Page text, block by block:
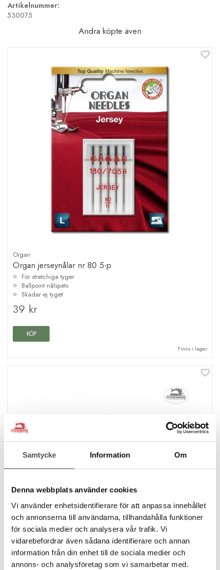
Samtycke Information Om
Denna webbplats använder cookies
Vi använder enhetsidentifierare för att anpassa innehållet
och annonserna till användarna, tillhandahålla funktioner
för sociala medier och analysera vår trafik. Vi
vidarebefordrar även sådana identifierare och annan
information från din enhet till de sociala medier och
annons- och analysföretag som vi samarbetar med.
Artikelnummer:
530075
Andra köpte även
Organ
Organ jerseynålar nr 80 5-p
För stretchiga tyger
Ballpoint nålspets
Skadar ej tyget
39 kr
KÖP
Finns i lager